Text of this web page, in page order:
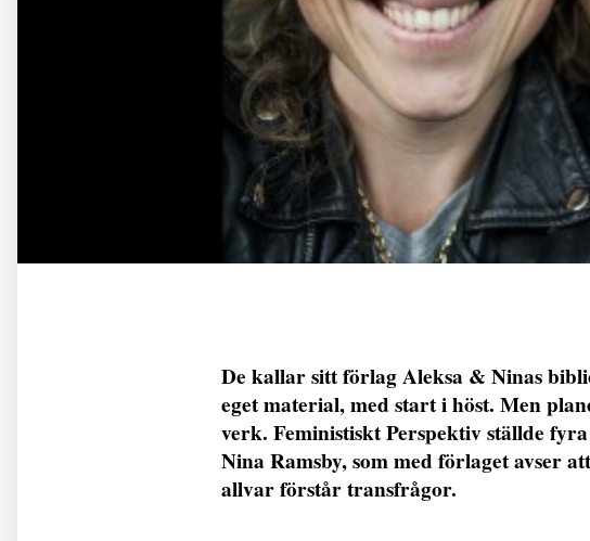
De kallar sitt förlag Aleksa & Ninas
eget material, med start i höst. Men
verk. Feministiskt Perspektiv ställde
Nina Ramsby, som med förlaget avser
allvar förstår transfrågor.